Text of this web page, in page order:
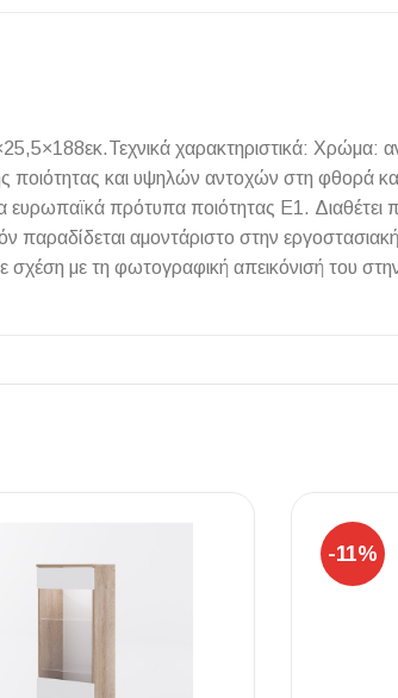
χαρακτηριστικά:
ποιότητας και υψηλών αντοχών στη φθορά
ευρωπαϊκά πρότυπα ποιότητας Ε1.
παραδίδεται αμοντάριστο στην
με τη φωτογραφική απεικόνισή του
-11%